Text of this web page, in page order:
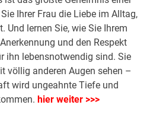
Ihrer Frau die Liebe im Alltag,
Und lernen Sie, wie Sie Ihrem
und den Respekt
ihn lebensnotwendig sind. Sie
völlig anderen Augen sehen –
wird ungeahnte Tiefe und
hier weiter >>>